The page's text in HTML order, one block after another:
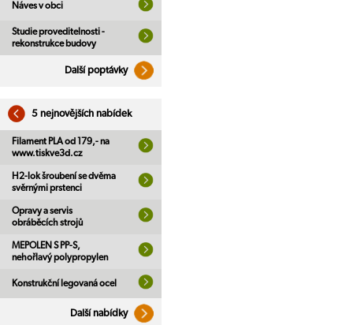
Náves v obci
Studie proveditelnosti -
rekonstrukce budovy
Další poptávky
5 nejnovějších nabídek
Filament PLA od 179,- na
www.tiskve3d.cz
H2-lok šroubení se dvěma
svěrnými prstenci
Opravy a servis
obráběcích strojů
MEPOLEN S PP-S,
nehořlavý polypropylen
Konstrukční legovaná ocel
Další nabídky